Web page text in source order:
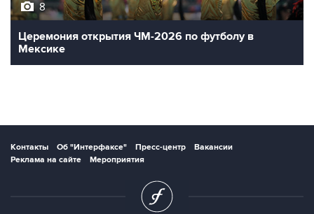
8
Церемония открытия ЧМ-2026 по футболу в
Мексике
Контакты Об "Интерфаксе" Пресс-центр
Вакансии
Реклама на сайте
Мероприятия